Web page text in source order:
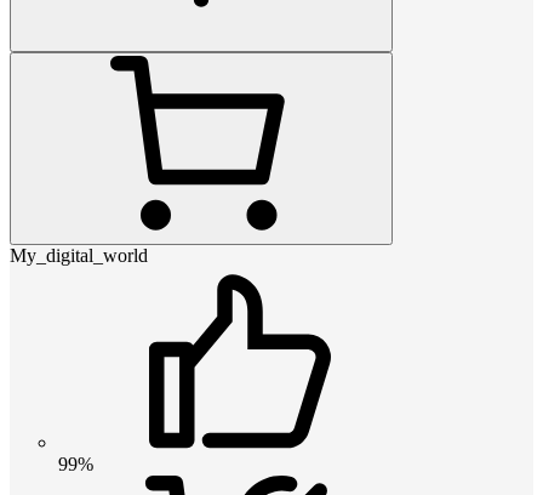
My_digital_world
99%